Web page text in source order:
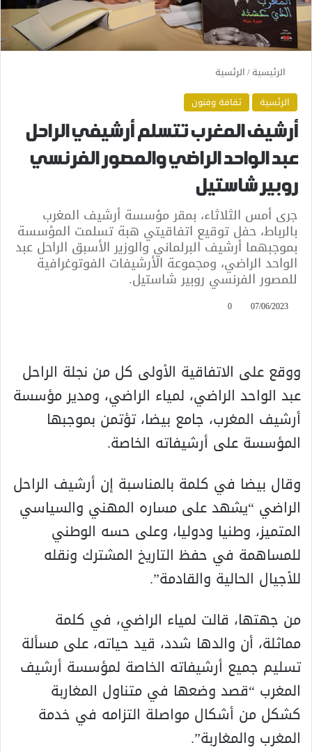
الرئيسية/الرئسية
الرئسية
ثقافة وفنون
أرشيف المغرب تتسلم أرشيفي الراحل
عبد الواحد الراضي والمصور الفرنسي
روبير شاستيل
جرى أمس الثلاثاء، بمقر مؤسسة أرشيف المغرب
بالرباط، حفل توقيع اتفاقيتي هبة تسلمت المؤسسة
بموجبهما أرشيف البرلماني والوزير الأسبق الراحل عبد
الواحد الراضي، ومجموعة الأرشيفات الفوتوغرافية
للمصور الفرنسي روبير شاستيل.
07/06/2023
0
ووقع على الاتفاقية الأولى كل من نجلة الراحل
عبد الواحد الراضي، لمياء الراضي، ومدير مؤسسة
أرشيف المغرب، جامع بيضا، تؤتمن بموجبها
المؤسسة على أرشيفاته الخاصة.
وقال بيضا في كلمة بالمناسبة إن أرشيف الراحل
الراضي “يشهد على مساره المهني والسياسي
المتميز، وطنيا ودوليا، وعلى حسه الوطني
للمساهمة في حفظ التاريخ المشترك ونقله
للأجيال الحالية والقادمة”.
من جهتها، قالت لمياء الراضي، في كلمة
مماثلة، أن والدها شدد، قيد حياته، على مسألة
تسليم جميع أرشيفاته الخاصة لمؤسسة أرشيف
المغرب “قصد وضعها في متناول المغاربة
كشكل من أشكال مواصلة التزامه في خدمة
المغرب والمغاربة”.